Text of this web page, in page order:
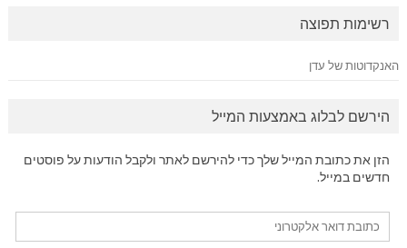
רשימות תפוצה
האנקדוטות של עדן
הירשם לבלוג באמצעות המייל
הזן את כתובת המייל שלך כדי להירשם לאתר ולקבל הודעות על פוסטים
חדשים במייל.